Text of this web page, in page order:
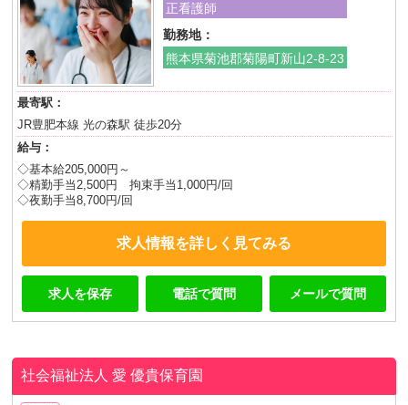
正看護師
勤務地：
熊本県菊池郡菊陽町新山2-8-23
最寄駅：
JR豊肥本線 光の森駅 徒歩20分
給与：
◇基本給205,000円～
◇精勤手当2,500円 拘束手当1,000円/回
◇夜勤手当8,700円/回
求人情報を詳しく見てみる
求人を保存 電話で質問 メールで質問
社会福祉法人 愛優貴保育園